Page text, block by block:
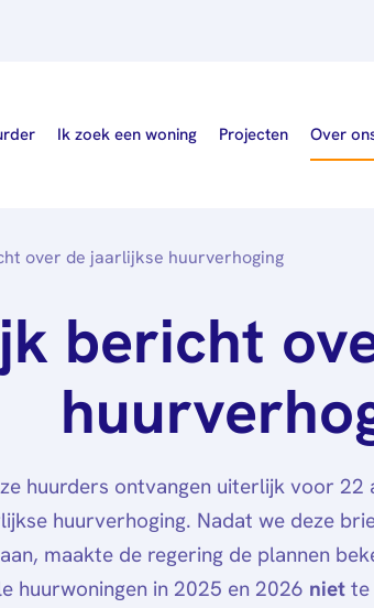
Ik zoek een woning Projecten Over
over de jaarlijkse huurverhoging
bericht
huurders ontvangen uiterlijk voor
huurverhoging. Nadat we deze
maakte de regering de plannen
huurwoningen in 2025 en 2026 niet te